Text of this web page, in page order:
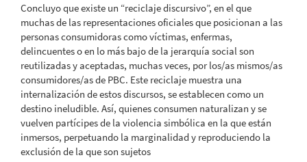
Concluyo que existe un “reciclaje discursivo”, en el que
muchas de las representaciones oficiales que posicionan a las
personas consumidoras como víctimas, enfermas,
delincuentes o en lo más bajo de la jerarquía social son
reutilizadas y aceptadas, muchas veces, por los/as mismos/as
consumidores/as de PBC. Este reciclaje muestra una
internalización de estos discursos, se establecen como un
destino ineludible. Así, quienes consumen naturalizan y se
vuelven partícipes de la violencia simbólica en la que están
inmersos, perpetuando la marginalidad y reproduciendo la
exclusión de la que son sujetos